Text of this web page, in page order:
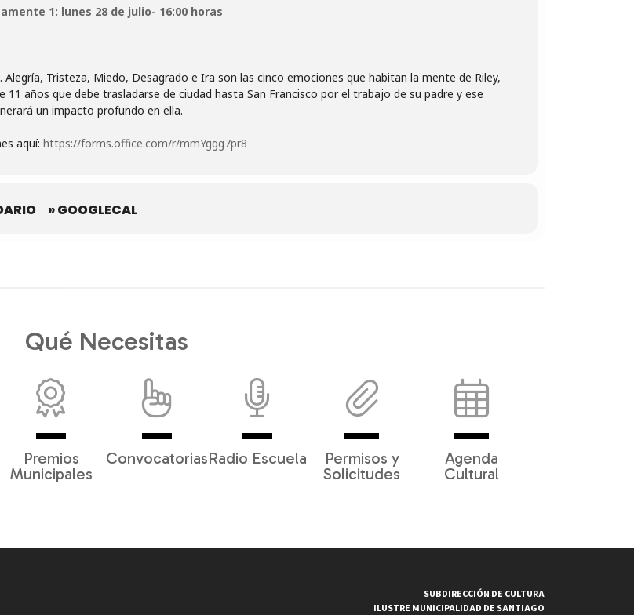
1: lunes 28 de julio- 16:00 horas
Alegría, Tristeza, Miedo, Desagrado e Ira son las cinco emociones que habitan la mente de Riley,
11 años que debe trasladarse de ciudad hasta San Francisco por el trabajo de su padre y ese
un impacto profundo en ella.
aquí: https://forms.office.com/r/mmYggg7pr8
» GOOGLECAL
Qué Necesitas
Premios
Municipales
ConvocatoriasRadio Escuela
Permisos y
Solicitudes
Agenda
Cultural
SUBDIRECCIÓN DE CULTURA
ILUSTRE MUNICIPALIDAD DE SANTIAGO